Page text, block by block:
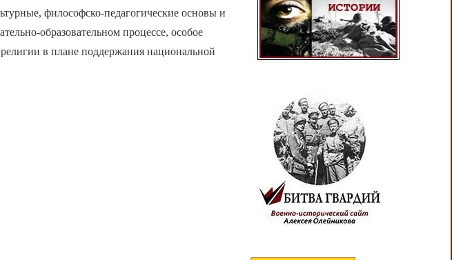
философско-педагогические основы и
образовательном процессе, особое
в плане поддержания национальной